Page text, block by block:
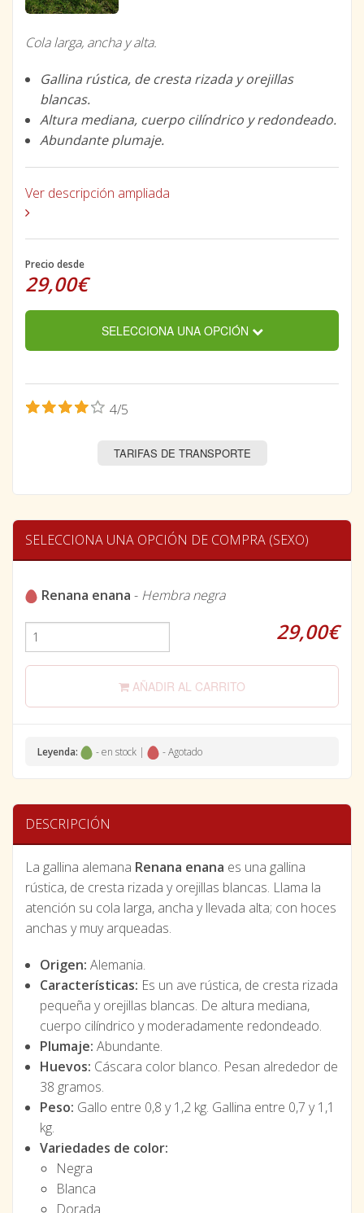
Cola larga, ancha y alta.
Gallina rústica, de cresta rizada y orejillas
blancas.
Altura mediana, cuerpo cilíndrico y redondeado.
Abundante plumaje.
Ver descripción ampliada
Precio desde
29,00€
SELECCIONA UNA OPCIÓN
4/5
TARIFAS DE TRANSPORTE
SELECCIONA UNA OPCIÓN DE COMPRA (SEXO)
Renana enana - Hembra negra
29,00€
AÑADIR AL CARRITO
Leyenda: - en stock | - Agotado
DESCRIPCIÓN
La gallina alemana Renana enana es una gallina
rústica, de cresta rizada y orejillas blancas. Llama la
atención su cola larga, ancha y llevada alta; con hoces
anchas y muy arqueadas.
Origen: Alemania.
Características: Es un ave rústica, de cresta rizada
pequeña y orejillas blancas. De altura mediana,
cuerpo cilíndrico y moderadamente redondeado.
Plumaje: Abundante.
Huevos: Cáscara color blanco. Pesan alrededor de
38 gramos.
Peso: Gallo entre 0,8 y 1,2 kg. Gallina entre 0,7 y 1,1
kg.
Variedades de color:
Negra
Blanca
Dorada